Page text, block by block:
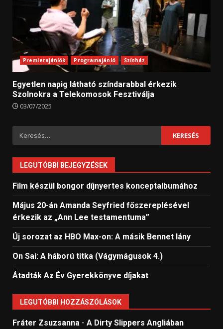
Premierajánlók Programajánló Színház
Egyetlen napig látható színdarabbal érkezik
Szolnokra a Telekomosok Fesztiválja
03/07/2025
Keresés:
LEGUTÓBBI BEJEGYZÉSEK
Film készül bongor díjnyertes konceptalbumához
Május 20-án Amanda Seyfried főszereplésével
érkezik az „Ann Lee testamentuma”
Új sorozat az HBO Max-on: A másik Bennet lány
On Sai: A ​háború titka (Vágymágusok 4.)
Átadták Az Év Gyerekkönyve díjakat
LEGUTÓBBI HOZZÁSZÓLÁSOK
Fráter Zsuzsanna - A Dirty Slippers Angliában